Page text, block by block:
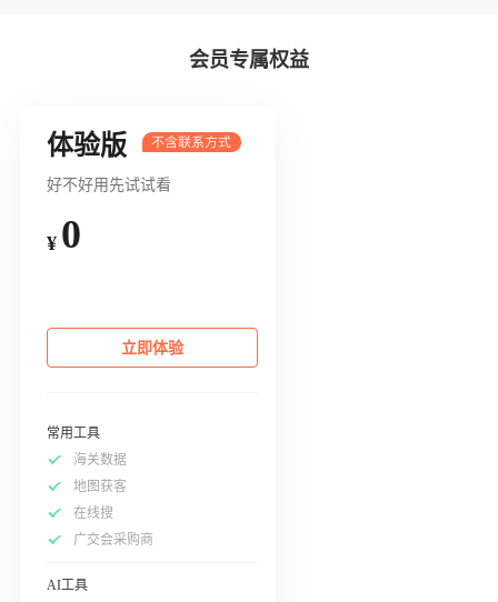
会员专属权益
体验版
好不好用先试试看
¥ 0
立即体验
常用工具
海关数据
地图获客
在线搜
广交会采购商
AI工具